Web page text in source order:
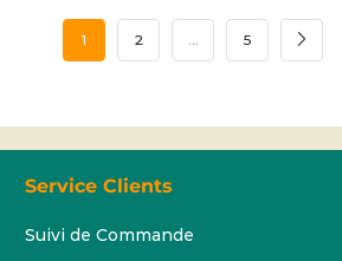
1 2 … 5
Service Clients
Suivi de Commande